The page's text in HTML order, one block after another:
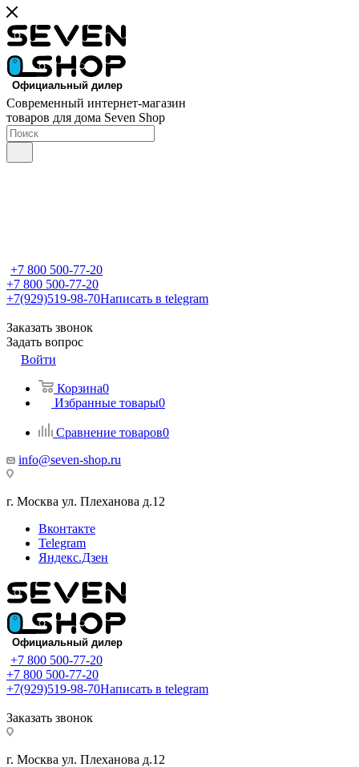
Современный интернет-магазин
товаров для дома Seven Shop
+7 800 500-77-20
+7 800 500-77-20
+7(929)519-98-70Написать в telegram
Заказать звонок
Задать вопрос
Войти
Корзина0
Избранные товары0
Сравнение товаров0
info@seven-shop.ru
г. Москва ул. Плеханова д.12
Вконтакте
Telegram
Яндекс.Дзен
+7 800 500-77-20
+7 800 500-77-20
+7(929)519-98-70Написать в telegram
Заказать звонок
г. Москва ул. Плеханова д.12